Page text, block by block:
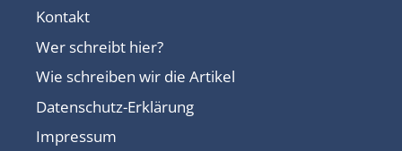
Kontakt
Wer schreibt hier?
Wie schreiben wir die Artikel
Datenschutz-Erklärung
Impressum